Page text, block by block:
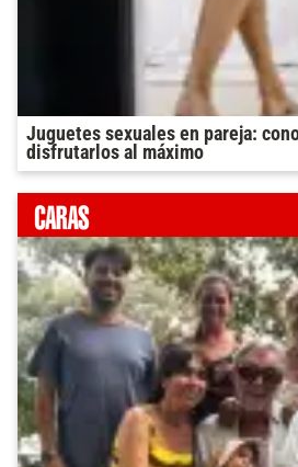
Juguetes sexuales en pareja:
disfrutarlos al máximo